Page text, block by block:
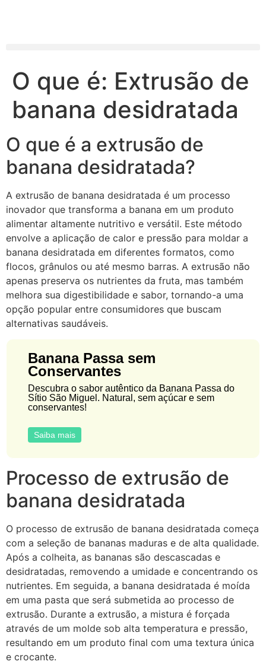
O que é: Extrusão de
banana desidratada
O que é a extrusão de
banana desidratada?
A extrusão de banana desidratada é um processo
inovador que transforma a banana em um produto
alimentar altamente nutritivo e versátil. Este método
envolve a aplicação de calor e pressão para moldar a
banana desidratada em diferentes formatos, como
flocos, grânulos ou até mesmo barras. A extrusão não
apenas preserva os nutrientes da fruta, mas também
melhora sua digestibilidade e sabor, tornando-a uma
opção popular entre consumidores que buscam
alternativas saudáveis.
Banana Passa sem
Conservantes
Descubra o sabor autêntico da Banana Passa do
Sítio São Miguel. Natural, sem açúcar e sem
conservantes!
Saiba mais
Processo de extrusão de
banana desidratada
O processo de extrusão de banana desidratada começa
com a seleção de bananas maduras e de alta qualidade.
Após a colheita, as bananas são descascadas e
desidratadas, removendo a umidade e concentrando os
nutrientes. Em seguida, a banana desidratada é moída
em uma pasta que será submetida ao processo de
extrusão. Durante a extrusão, a mistura é forçada
através de um molde sob alta temperatura e pressão,
resultando em um produto final com uma textura única
e crocante.